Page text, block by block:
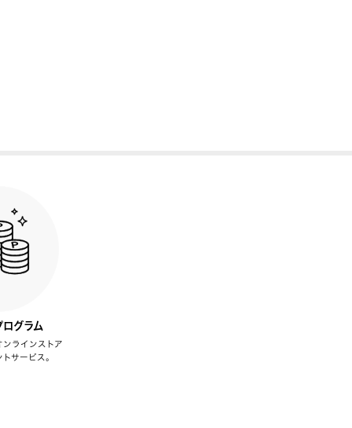
ログラム
ラインストア
サービス。